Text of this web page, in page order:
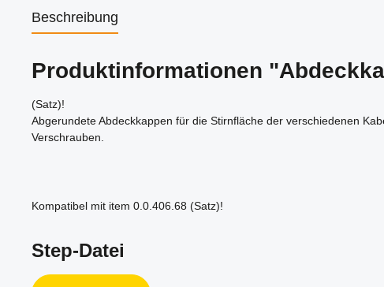
Beschreibung
Produktinformationen
(Satz)!
Abgerundete Abdeckkappen für die Stirnfläche der verschiedenen
Verschrauben.
Kompatibel mit item 0.0.406.68 (Satz)!
Step-Datei